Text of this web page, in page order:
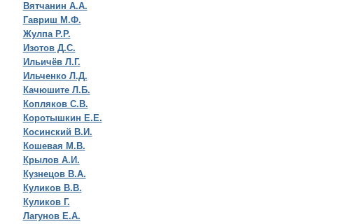
Вятчанин А.А.
Гавриш М.Ф.
Жулпа Р.Р.
Изотов Д.С.
Ильичёв Л.Г.
Ильченко Л.Д.
Качюшите Л.Б.
Копляков С.В.
Коротышкин Е.Е.
Косинский В.И.
Кошевая М.В.
Крылов А.И.
Кузнецов В.А.
Куликов В.В.
Куликов Г.
Лагунов Е.А.